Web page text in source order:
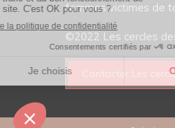
femmes victimes de
©2022 Les cercles
Contacter Les